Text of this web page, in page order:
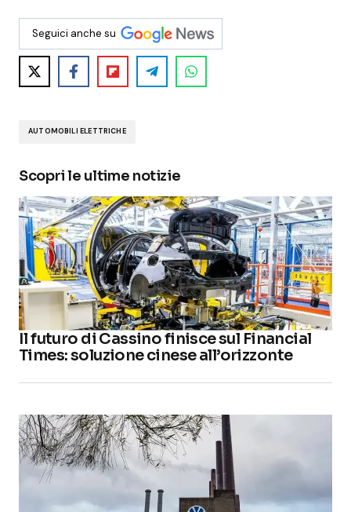
Seguici anche su
AUTOMOBILI ELETTRICHE
Scopri le ultime notizie
Il futuro di Cassino finisce sul Financial
Times: soluzione cinese all’orizzonte